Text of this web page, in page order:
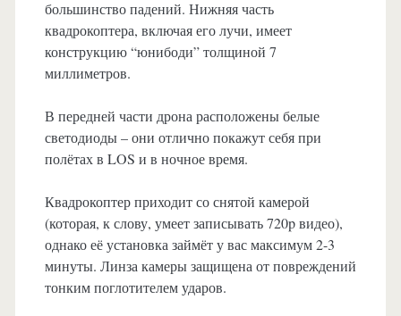
большинство падений. Нижняя часть
квадрокоптера, включая его лучи, имеет
конструкцию “юнибоди” толщиной 7
миллиметров.
В передней части дрона расположены белые
светодиоды – они отлично покажут себя при
полётах в LOS и в ночное время.
Квадрокоптер приходит со снятой камерой
(которая, к слову, умеет записывать 720p видео),
однако её установка займёт у вас максимум 2-3
минуты. Линза камеры защищена от повреждений
тонким поглотителем ударов.